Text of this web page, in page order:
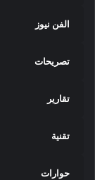
الفن نيوز
تصريحات
تقارير
تقنية
حوارات